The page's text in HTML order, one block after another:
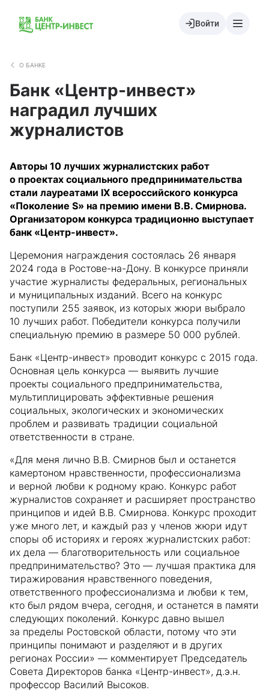
Войти
О БАНКЕ
Банк «Центр-инвест»
наградил лучших
журналистов
Авторы 10 лучших журналистских работ
о проектах социального предпринимательства
стали лауреатами IX всероссийского конкурса
«Поколение S» на премию имени В.В. Смирнова.
Организатором конкурса традиционно выступает
банк «Центр-инвест».
Церемония награждения состоялась 26 января
2024 года в Ростове-на-Дону. В конкурсе приняли
участие журналисты федеральных, региональных
и муниципальных изданий. Всего на конкурс
поступили 255 заявок, из которых жюри выбрало
10 лучших работ. Победители конкурса получили
специальную премию в размере 50 000 рублей.
Банк «Центр-инвест» проводит конкурс с 2015 года.
Основная цель конкурса — выявить лучшие
проекты социального предпринимательства,
мультиплицировать эффективные решения
социальных, экологических и экономических
проблем и развивать традиции социальной
ответственности в стране.
«Для меня лично В.В. Смирнов был и останется
камертоном нравственности, профессионализма
и верной любви к родному краю. Конкурс работ
журналистов сохраняет и расширяет пространство
принципов и идей В.В. Смирнова. Конкурс проходит
уже много лет, и каждый раз у членов жюри идут
споры об историях и героях журналистских работ:
их дела — благотворительность или социальное
предпринимательство? Это — лучшая практика для
тиражирования нравственного поведения,
ответственного профессионализма и любви к тем,
кто был рядом вчера, сегодня, и останется в памяти
следующих поколений. Конкурс давно вышел
за пределы Ростовской области, потому что эти
принципы понимают и разделяют и в других
регионах России» — комментирует Председатель
Совета Директоров банка «Центр-инвест», д.э.н.
профессор Василий Высоков.